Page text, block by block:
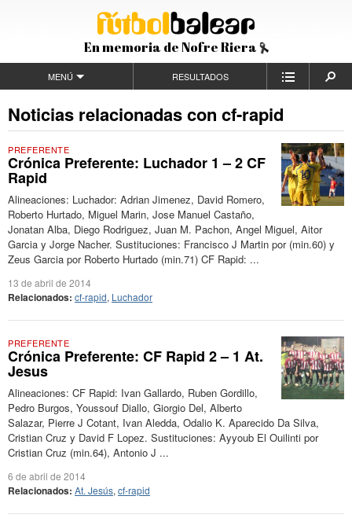
En memoria de Nofre Riera
MENÚ RESULTADOS
Noticias relacionadas con cf-rapid
PREFERENTE
Crónica Preferente: Luchador 1 – 2 CF
Rapid
Alineaciones: Luchador: Adrian Jimenez, David Romero,
Roberto Hurtado, Miguel Marin, Jose Manuel Castaño,
Jonatan Alba, Diego Rodriguez, Juan M. Pachon, Angel Miguel, Aitor
Garcia y Jorge Nacher. Sustituciones: Francisco J Martin por (min.60) y
Zeus Garcia por Roberto Hurtado (min.71) CF Rapid: ...
13 de abril de 2014
Relacionados: cf-rapid, Luchador
PREFERENTE
Crónica Preferente: CF Rapid 2 – 1 At.
Jesus
Alineaciones: CF Rapid: Ivan Gallardo, Ruben Gordillo,
Pedro Burgos, Youssouf Diallo, Giorgio Del, Alberto
Salazar, Pierre J Cotant, Ivan Aledda, Odalio K. Aparecido Da Silva,
Cristian Cruz y David F Lopez. Sustituciones: Ayyoub El Ouilinti por
Cristian Cruz (min.64), Antonio J ...
6 de abril de 2014
Relacionados: At. Jesús, cf-rapid